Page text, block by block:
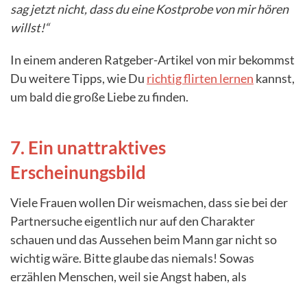
sag jetzt nicht, dass du eine Kostprobe von mir hören
willst!“
In einem anderen Ratgeber-Artikel von mir bekommst
Du weitere Tipps, wie Du richtig flirten lernen kannst,
um bald die große Liebe zu finden.
7. Ein unattraktives
Erscheinungsbild
Viele Frauen wollen Dir weismachen, dass sie bei der
Partnersuche eigentlich nur auf den Charakter
schauen und das Aussehen beim Mann gar nicht so
wichtig wäre. Bitte glaube das niemals! Sowas
erzählen Menschen, weil sie Angst haben, als